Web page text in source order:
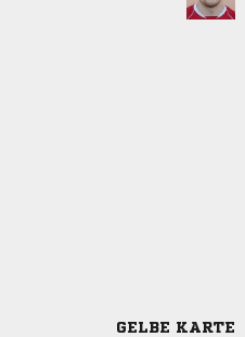
GELBE KARTE